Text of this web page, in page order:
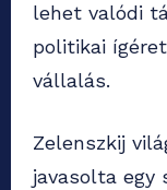
lehet valódi
politikai
vállalás.
Zelenszkij
javasolta egy